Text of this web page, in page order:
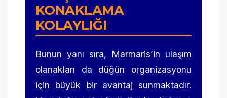
KONAKLAMA
KOLAYLIĞI
Bunun yanı sıra, Marmaris’in ulaşım
olanakları da düğün organizasyonu
için büyük bir avantaj sunmaktadır.